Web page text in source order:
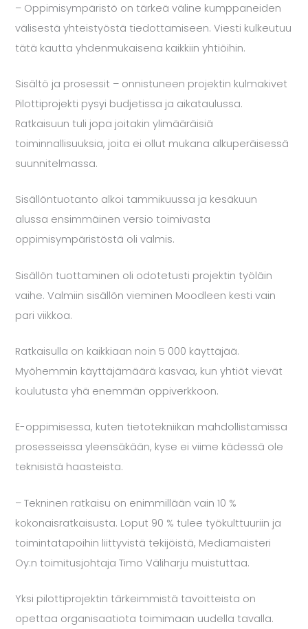
– Oppimisympäristö on tärkeä väline kumppaneiden
välisestä yhteistyöstä tiedottamiseen. Viesti kulkeutuu
tätä kautta yhdenmukaisena kaikkiin yhtiöihin.
Sisältö ja prosessit – onnistuneen projektin kulmakivet
Pilottiprojekti pysyi budjetissa ja aikataulussa.
Ratkaisuun tuli jopa joitakin ylimääräisiä
toiminnallisuuksia, joita ei ollut mukana alkuperäisessä
suunnitelmassa.
Sisällöntuotanto alkoi tammikuussa ja kesäkuun
alussa ensimmäinen versio toimivasta
oppimisympäristöstä oli valmis.
Sisällön tuottaminen oli odotetusti projektin työläin
vaihe. Valmiin sisällön vieminen Moodleen kesti vain
pari viikkoa.
Ratkaisulla on kaikkiaan noin 5 000 käyttäjää.
Myöhemmin käyttäjämäärä kasvaa, kun yhtiöt vievät
koulutusta yhä enemmän oppiverkkoon.
E-oppimisessa, kuten tietotekniikan mahdollistamissa
prosesseissa yleensäkään, kyse ei viime kädessä ole
teknisistä haasteista.
– Tekninen ratkaisu on enimmillään vain 10 %
kokonaisratkaisusta. Loput 90 % tulee työkulttuuriin ja
toimintatapoihin liittyvistä tekijöistä, Mediamaisteri
Oy:n toimitusjohtaja Timo Väliharju muistuttaa.
Yksi pilottiprojektin tärkeimmistä tavoitteista on
opettaa organisaatiota toimimaan uudella tavalla.